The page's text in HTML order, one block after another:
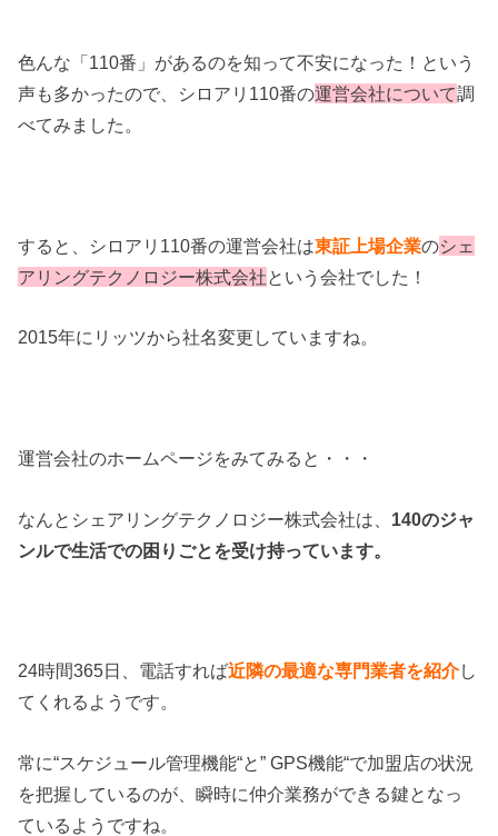
色んな「110番」があるのを知って不安になった！という
声も多かったので、シロアリ110番の運営会社について調
べてみました。
すると、シロアリ110番の運営会社は東証上場企業のシェ
アリングテクノロジー株式会社という会社でした！
2015年にリッツから社名変更していますね。
運営会社のホームページをみてみると・・・
なんとシェアリングテクノロジー株式会社は、 140のジャ
ンルで生活での困りごとを受け持っています。
24時間365日、電話すれば近隣の最適な専門業者を紹介し
てくれるようです。
常に“スケジュール管理機能“と” GPS機能“で加盟店の状況
を把握しているのが、瞬時に仲介業務ができる鍵となっ
ているようですね。